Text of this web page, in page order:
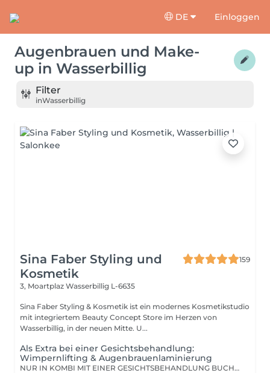
DE Einloggen
Augenbrauen und Make-
up in Wasserbillig
Filter
inWasserbillig
Sina Faber Styling und
Kosmetik
159
3, Moartplaz Wasserbillig L-6635
Sina Faber Styling & Kosmetik ist ein modernes Kosmetikstudio
mit integriertem Beauty Concept Store im Herzen von
Wasserbillig, in der neuen Mitte. U...
Als Extra bei einer Gesichtsbehandlung:
Wimpernlifting & Augenbrauenlaminierung
NUR IN KOMBI MIT EINER GESICHTSBEHANDLUNG BUCHBAR! Wenn dieses Extra dazugebucht wird,liften wir die Wimpern und die Augenbrauen während der Gesichtsbehandlung. Zur Erklärung: Der Preis ist günstiger, als bei einer Einzeldienstleistung, weil wir so wesentlich weniger zeitlichen Aufwand haben. Es gilt der selbe Preis, ob mit Farbe oder ohne.